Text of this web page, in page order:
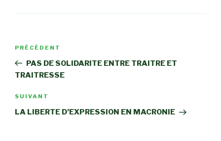
Navigation
l’article
Article
précédent
PRÉCÉDENT
PAS DE SOLIDARITE ENTRE TRAITRE ET
TRAITRESSE
Article
suivant
SUIVANT
LA LIBERTE D’EXPRESSION EN MACRONIE